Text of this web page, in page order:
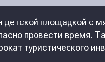
детской площадкой с
провести время.
туристического